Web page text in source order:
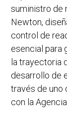
suministro de
Newton,
control de
esencial para
la trayectoria
desarrollo de
través de uno
con la